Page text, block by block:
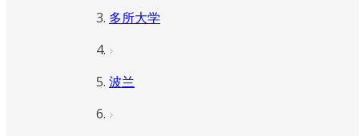
多所大学
波兰